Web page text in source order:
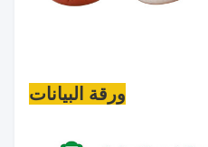
ورقة البيانات